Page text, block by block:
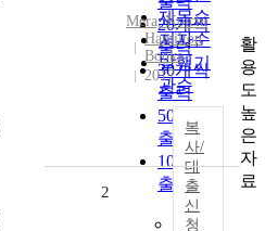
제목순
저자순
발행기
관순
20개씩
출력
30개씩
출력
50개씩
출력
100개씩
출력
Mera, Koichi
Hamilton
Books
2017
복
사/
대
출
신
청
2
활
용
도
높
은
자
료